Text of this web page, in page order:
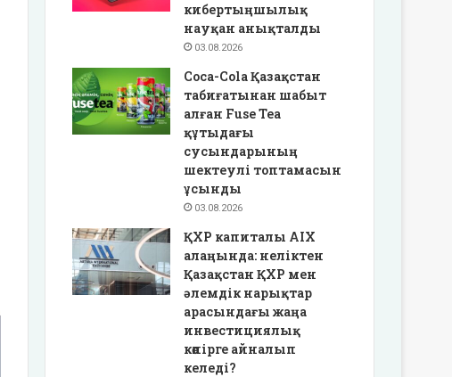
кибертыңшылық
науқан анықталды
03.08.2026
Coca-Cola Қазақстан
табиғатынан шабыт
алған Fuse Tea
құтыдағы
сусындарының
шектеулі топтамасын
ұсынды
03.08.2026
ҚХР капиталы AIX
алаңында: неліктен
Қазақстан ҚХР мен
әлемдік нарықтар
арасындағы жаңа
инвестициялық
көпірге айналып
келеді?